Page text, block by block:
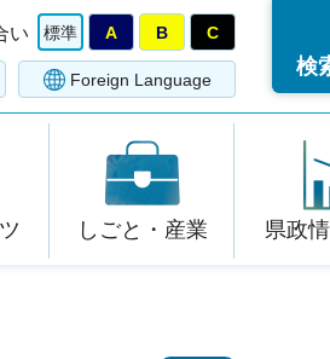
い 標準 A B C
Foreign Language
検
しごと・産業 県政